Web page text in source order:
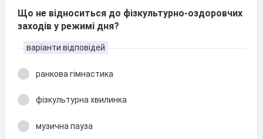
Що не відноситься до фізкультурно-оздоровчих
заходів у режимі дня?
варіанти відповідей
ранкова гімнастика
фізкультурна хвилинка
музична пауза